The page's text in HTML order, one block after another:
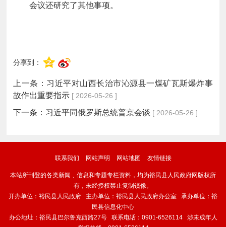
会议还研究了其他事项。
分享到：
上一条： 习近平对山西长治市沁源县一煤矿瓦斯爆炸事
故作出重要指示 [ 2026-05-26 ]
下一条： 习近平同俄罗斯总统普京会谈 [ 2026-05-26 ]
联系我们 网站声明 网站地图 友情链接
本站所刊登的各类新闻﹑信息和专题专栏资料，均为裕民县人民政府网版权所
有，未经授权禁止复制镜像。
开办单位：裕民县人民政府 主办单位：裕民县人民政府办公室 承办单位：裕
民县信息化中心
办公地址：裕民县巴尔鲁克西路27号 联系电话：0901-6526114 涉未成年人